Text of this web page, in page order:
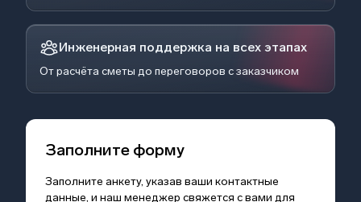
Инженерная поддержка на всех этапах
От расчёта сметы до переговоров с заказчиком
Заполните форму
Заполните анкету, указав ваши контактные
данные, и наш менеджер свяжется с вами для